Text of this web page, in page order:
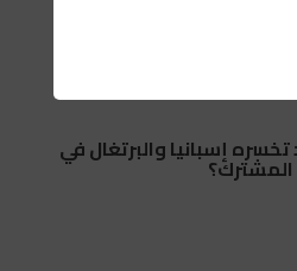
الذي قد تخسره إسبانيا والبرتغال في
المشترك؟